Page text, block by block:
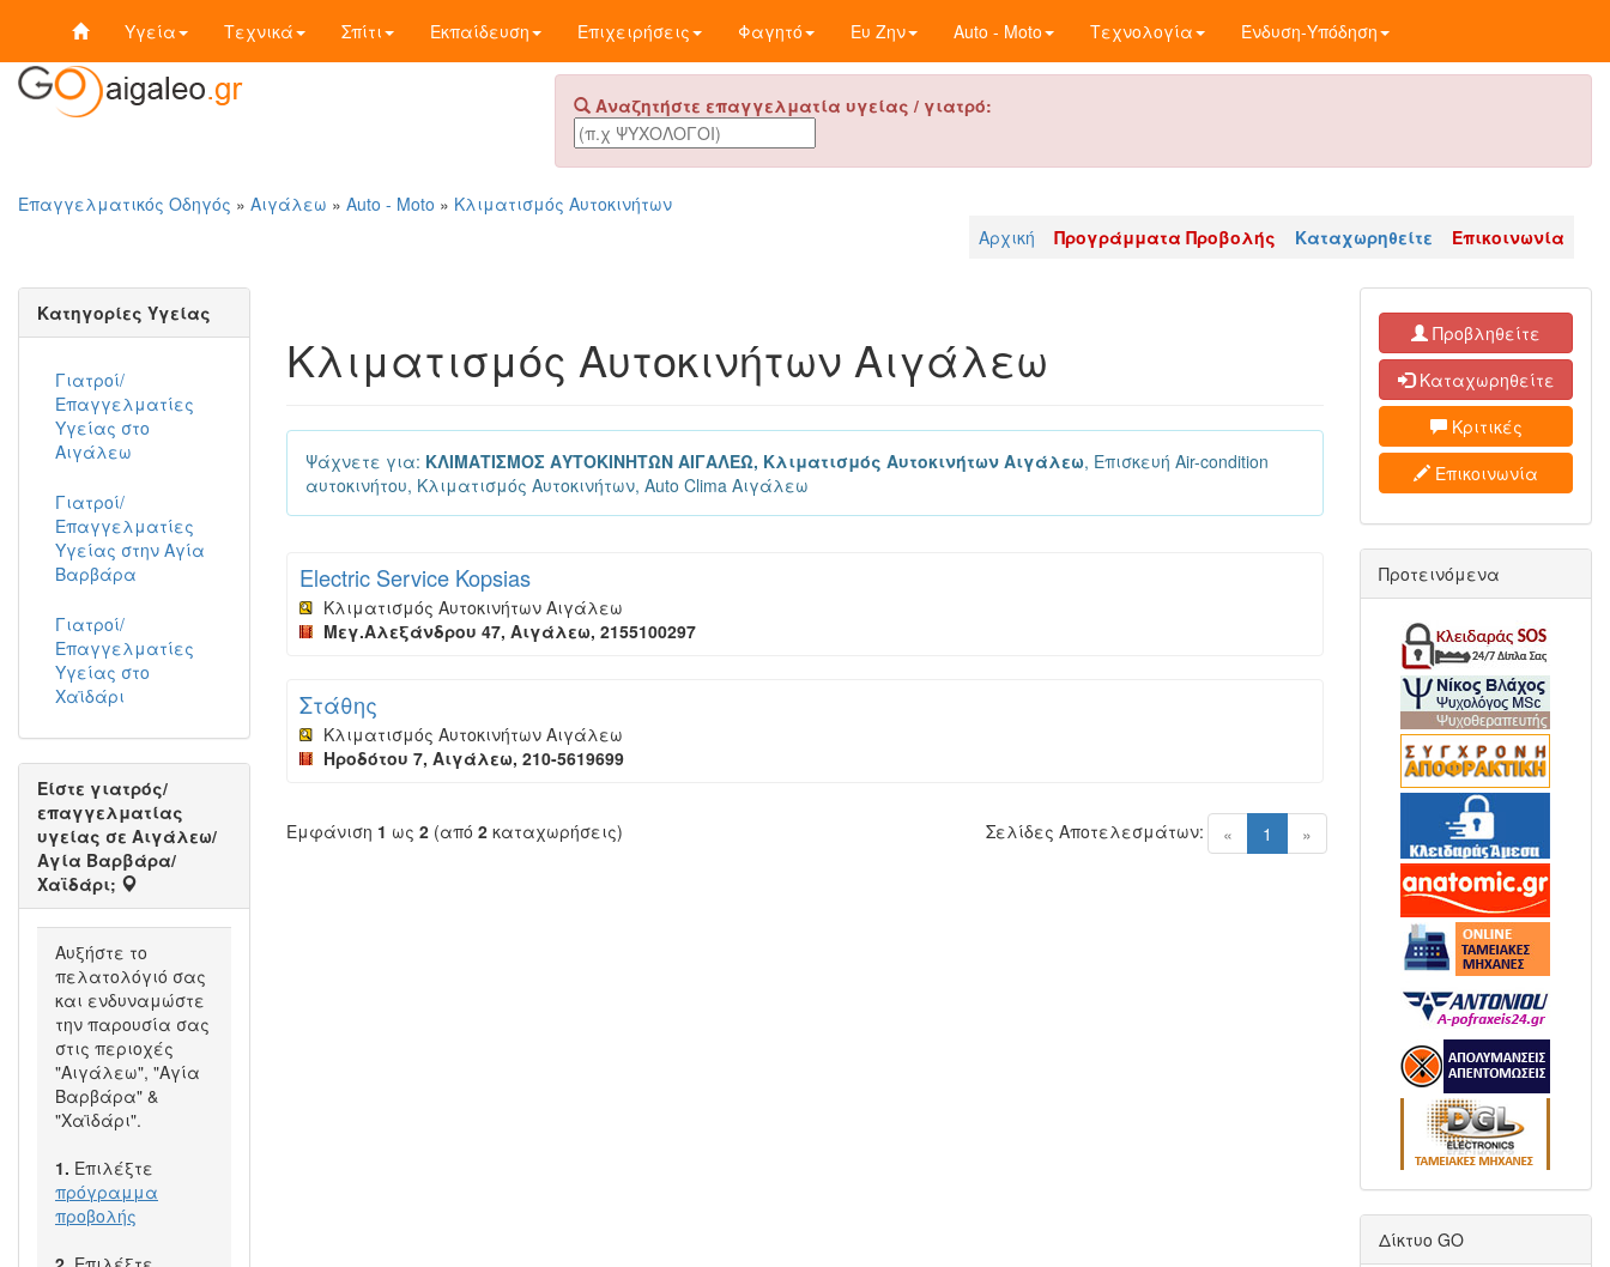
Υγεία Τεχνικά Σπίτι Εκπαίδευση Επιχειρήσεις Φαγητό Ευ Ζην Auto - Moto Τεχνολογία Ένδυση-Υπόδηση
Αναζητήστε επαγγελματία υγείας / γιατρό:
Επαγγελματικός Οδηγός » Αιγάλεω » Auto - Moto » Κλιματισμός Αυτοκινήτων
Αρχική
Προγράμματα Προβολής Καταχωρηθείτε Επικοινωνία
Κλιματισμός Αυτοκινήτων Αιγάλεω
Ψάχνετε για: ΚΛΙΜΑΤΙΣΜΟΣ ΑΥΤΟΚΙΝΗΤΩΝ ΑΙΓΑΛΕΩ, Κλιματισμός Αυτοκινήτων Αιγάλεω, Επισκευή Air-condition
αυτοκινήτου, Κλιματισμός Αυτοκινήτων, Auto Clima Αιγάλεω
Electric Service Kopsias
Κλιματισμός Αυτοκινήτων Αιγάλεω
Μεγ.Αλεξάνδρου 47, Αιγάλεω, 2155100297
Στάθης
Κλιματισμός Αυτοκινήτων Αιγάλεω
Ηροδότου 7, Αιγάλεω, 210-5619699
Εμφάνιση 1 ως 2 (από 2 καταχωρήσεις) « 1 (current)
»
Σελίδες Αποτελεσμάτων:
Κατηγορίες Υγείας
Γιατροί/
Επαγγελματίες
Υγείας στο
Αιγάλεω
Γιατροί/
Επαγγελματίες
Υγείας στην Αγία
Βαρβάρα
Γιατροί/
Επαγγελματίες
Υγείας στο
Χαϊδάρι
Είστε γιατρός/
επαγγελματίας
υγείας σε Αιγάλεω/
Αγία Βαρβάρα/
Χαϊδάρι;
Αυξήστε το
πελατολόγιό σας
και ενδυναμώστε
την παρουσία σας
στις περιοχές
"Αιγάλεω", "Αγία
Βαρβάρα" &
"Χαϊδάρι".
1. Επιλέξτε
πρόγραμμα
προβολής
Προβληθείτε
Καταχωρηθείτε
Κριτικές
Επικοινωνία
Προτεινόμενα
Δίκτυο GO